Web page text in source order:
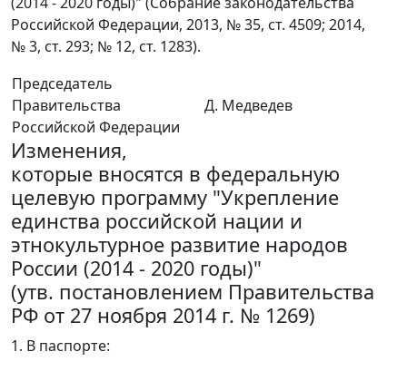
Российской Федерации, 2013, № 35, ст. 4509; 2014,
№ 3, ст. 293; № 12, ст. 1283).
Председатель
Правительства
Российской Федерации
Д. Медведев
Изменения,
которые вносятся в федеральную
целевую программу "Укрепление
единства российской нации и
этнокультурное развитие народов
России (2014 - 2020 годы)"
(утв. постановлением Правительства
РФ от 27 ноября 2014 г. № 1269)
1. В паспорте: